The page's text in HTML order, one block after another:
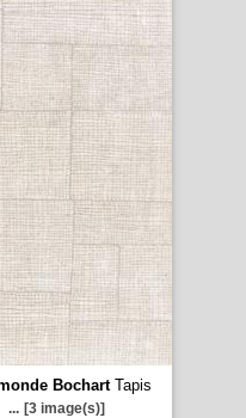
BochartTapis
... [3 image(s)]